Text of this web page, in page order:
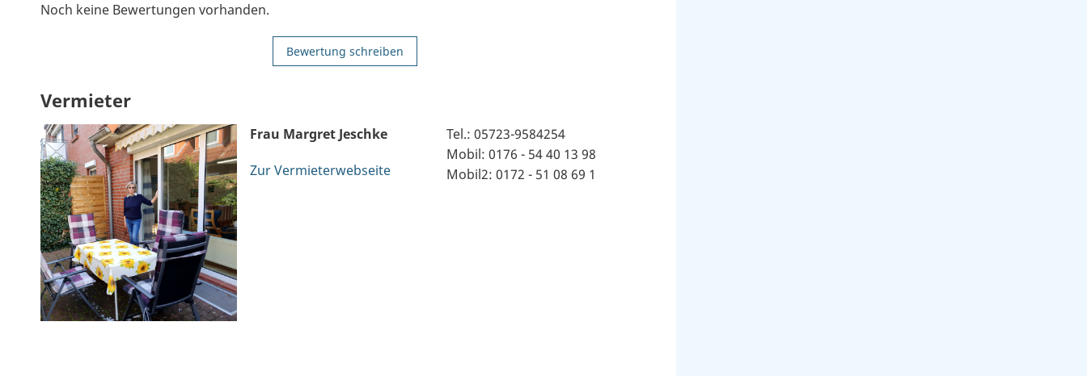
Noch keine Bewertungen vorhanden.
Bewertung schreiben
Vermieter
Frau Margret Jeschke
Zur Vermieterwebseite
Tel.: 05723-9584254
Mobil: 0176 - 54 40 13 98
Mobil2: 0172 - 51 08 69 1